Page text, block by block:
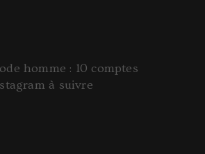
homme : 10 comptes
à suivre